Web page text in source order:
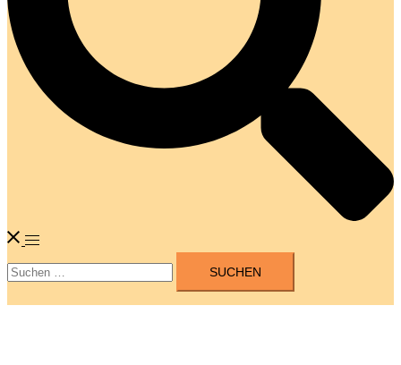
Menü
umschalten
Suchen